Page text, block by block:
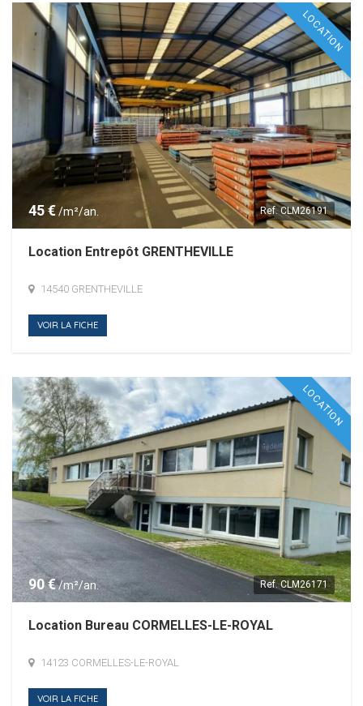
LOCATION
45 €/m²/an. Ref. CLM26191
Location Entrepôt GRENTHEVILLE
14540 GRENTHEVILLE
VOIR LA FICHE
LOCATION
90 €/m²/an. Ref. CLM26171
Location Bureau CORMELLES-LE-ROYAL
14123 CORMELLES-LE-ROYAL
VOIR LA FICHE